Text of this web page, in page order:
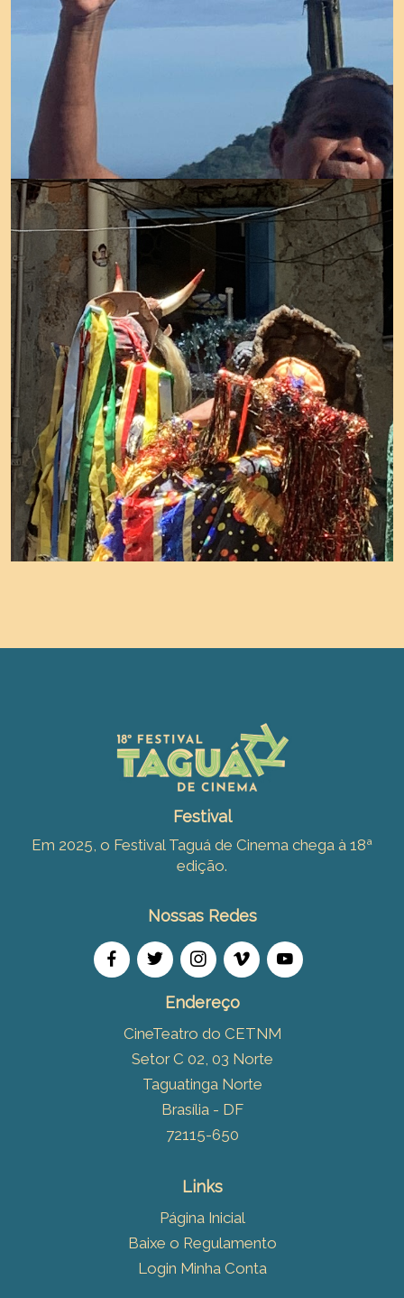
Festival
Em 2025, o Festival Taguá de Cinema chega à 18ª
edição.
Nossas Redes
Endereço
CineTeatro do CETNM
Setor C 02, 03 Norte
Taguatinga Norte
Brasília - DF
72115-650
Links
Página Inicial
Baixe o Regulamento
Login Minha Conta